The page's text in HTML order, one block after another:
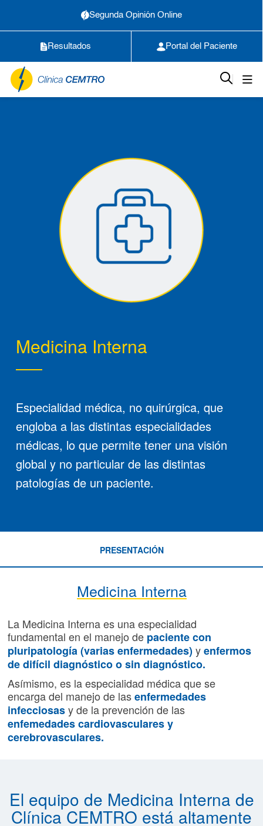
Segunda Opinión Online
Resultados Portal del Paciente
Medicina Interna
Especialidad médica, no quirúrgica, que
engloba a las distintas especialidades
médicas, lo que permite tener una visión
global y no particular de las distintas
patologías de un paciente.
PRESENTACIÓN
Medicina Interna
La Medicina Interna es una especialidad
fundamental en el manejo de paciente con
pluripatología (varias enfermedades)yenfermos
de difícil diagnóstico o sin diagnóstico.
Asímismo, es la especialidad médica que se
encarga del manejo de lasenfermedades
infecciosasy de la prevención de las
enfemedades cardiovasculares y
cerebrovasculares.
El equipo de Medicina Interna de
Clínica CEMTRO está altamente